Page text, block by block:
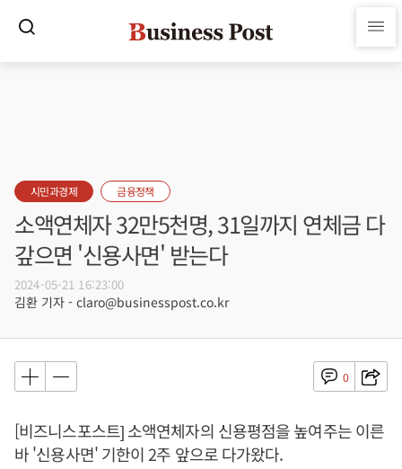
시민과경제 금융정책
소액연체자 32만5천명, 31일까지 연체금 다
갚으면 '신용사면' 받는다
2024-05-21 16:23:00
김환 기자 - claro@businesspost.co.kr
0
[비즈니스포스트] 소액연체자의 신용평점을 높여주는 이른
바 '신용사면' 기한이 2주 앞으로 다가왔다.